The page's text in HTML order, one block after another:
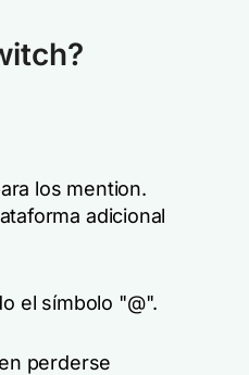
los mention.
adicional
el símbolo "@".
perderse